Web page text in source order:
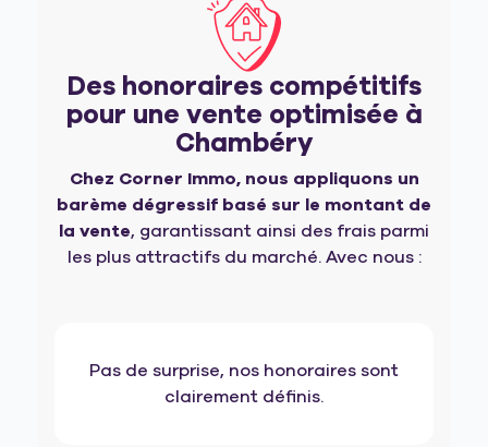
Des honoraires compétitifs
pour une vente optimisée à
Chambéry
Chez Corner Immo, nous appliquons un
barème dégressif basé sur le montant de
la vente, garantissant ainsi des frais parmi
les plus attractifs du marché. Avec nous :
Pas de surprise, nos honoraires sont
clairement définis.